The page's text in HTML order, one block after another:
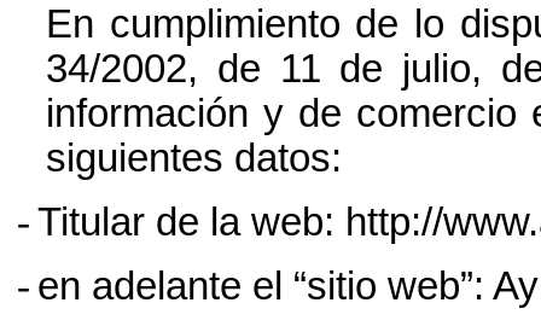
En cumplimiento de lo
34/2002, de 11 de julio,
información y de comercio
siguientes datos:
-Titular de la web: http://
- en adelante el “sitio web”: